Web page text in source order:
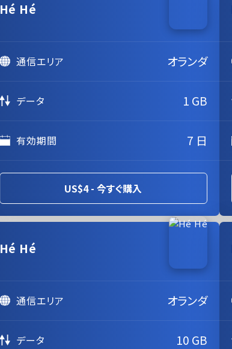
Hé Hé
通信エリア オランダ
データ 1 GB
有効期間 7 日
US$4 - 今すぐ購入
Hé Hé
通信エリア オランダ
データ 10 GB